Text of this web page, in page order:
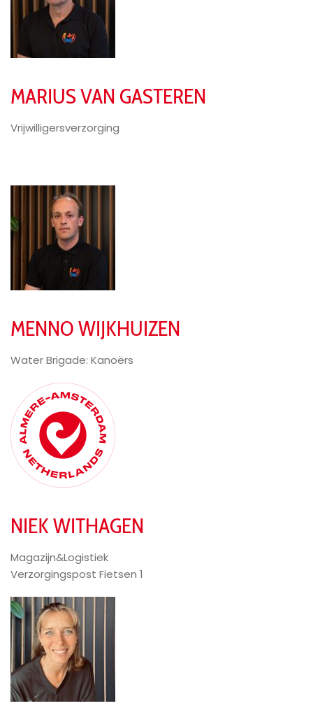
MARIUS VAN GASTEREN
Vrijwilligersverzorging
MENNO WIJKHUIZEN
Water Brigade: Kanoërs
NIEK WITHAGEN
Magazijn&Logistiek
Verzorgingspost Fietsen 1